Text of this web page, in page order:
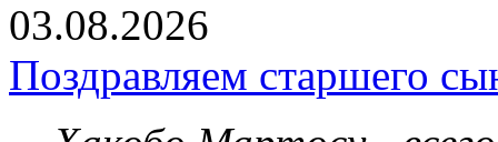
03.08.2026
Поздравляем старшего